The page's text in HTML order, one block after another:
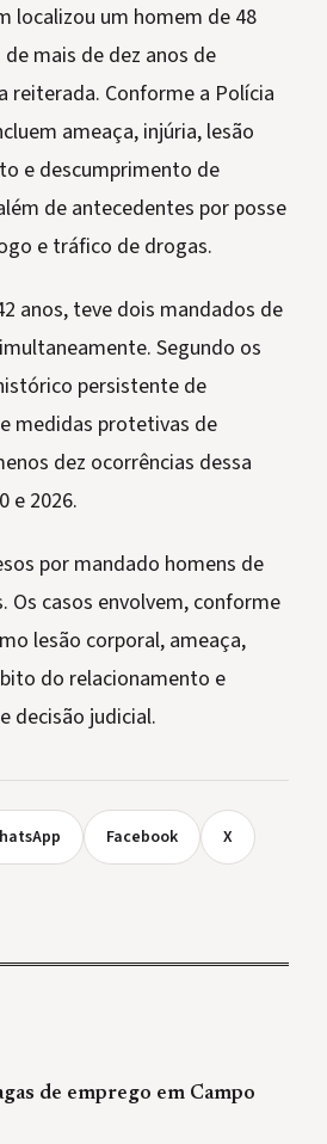
localizou um homem de 48
mais de dez anos de
reiterada. Conforme a Polícia
ameaça, injúria, lesão
e descumprimento de
de antecedentes por posse
e tráfico de drogas.
anos, teve dois mandados de
Segundo os
persistente de
medidas protetivas de
dez ocorrências dessa
e 2026.
por mandado homens de
Os casos envolvem, conforme
lesão corporal, ameaça,
do relacionamento e
decisão judicial.
Facebook X
de emprego em Campo